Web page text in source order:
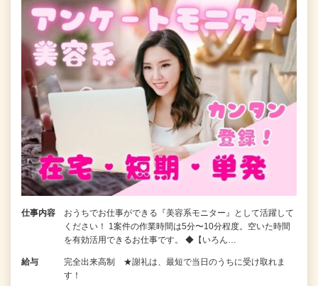
仕事内容
おうちでお仕事ができる『美容系モニター』として活躍して
ください！ 1案件の作業時間は5分〜10分程度。空いた時間
を有効活用できるお仕事です。 ◆【いろん…
給与
完全出来高制 ★謝礼は、最短で当日のうちに受け取れま
す！